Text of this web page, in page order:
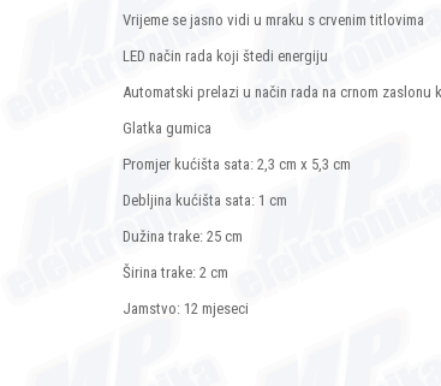
Vrijeme se jasno vidi u mraku s crvenim titlovima
LED način rada koji štedi energiju
Automatski prelazi u način rada na crnom zaslonu
Glatka gumica
Promjer kućišta sata: 2,3 cm x 5,3 cm
Debljina kućišta sata: 1 cm
Dužina trake: 25 cm
Širina trake: 2 cm
Jamstvo: 12 mjeseci